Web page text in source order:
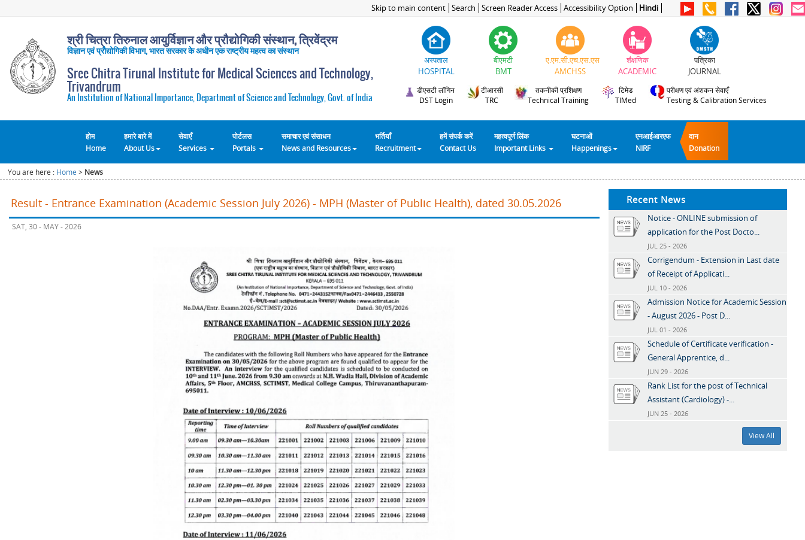
Skip to main content Search Screen Reader Access Accessibility Option Hindi
श्री चित्रा तिरुनाल आयुर्विज्ञान और प्रौद्योगिकी संस्थान, त्रिवेंद्रम
विज्ञान एवं प्रौद्योगिकी विभाग, भारत सरकार के अधीन एक राष्ट्रीय महत्व का संस्थान
Sree Chitra Tirunal Institute for Medical Sciences and Technology,
Trivandrum
An Institution of National Importance, Department of Science and Technology, Govt. of India
अस्पताल
HOSPITAL
बीएमटी
BMT
ए.एम.सी.एच.एस.एस
AMCHSS
शैक्षणिक
ACADEMIC
पत्रिका
JOURNAL
डीएसटी लॉगिन
DST Login
टीआरसी
TRC
तकनीकी प्रशिक्षण
Technical Training
टिमेड
TIMed
परीक्षण एवं अंशकन सेवाएँ
Testing & Calibration Services
होम
Home
हमारे बारे में
About Us
सेवाएँ
Services
पोर्टलस
Portals
समाचार एवं संसाधन
News and Resources
भर्तियाँ
Recruitment
हमें संपर्क करें
Contact Us
महत्वपूर्ण लिंक
Important Links
घटनाओं
Happenings
एनआईआरएफ
NIRF
दान
Donation
You are here : Home > News
Result - Entrance Examination (Academic Session July 2026) - MPH (Master of Public Health), dated 30.05.2026
SAT, 30 - MAY - 2026
Recent News
Notice - ONLINE submission of
application for the Post Docto...
JUL 25 - 2026
Corrigendum - Extension in Last date
of Receipt of Applicati...
JUL 10 - 2026
Admission Notice for Academic Session
- August 2026 - Post D...
JUL 01 - 2026
Schedule of Certificate verification -
General Apprentice, d...
JUN 29 - 2026
Rank List for the post of Technical
Assistant (Cardiology) -...
JUN 25 - 2026
View All